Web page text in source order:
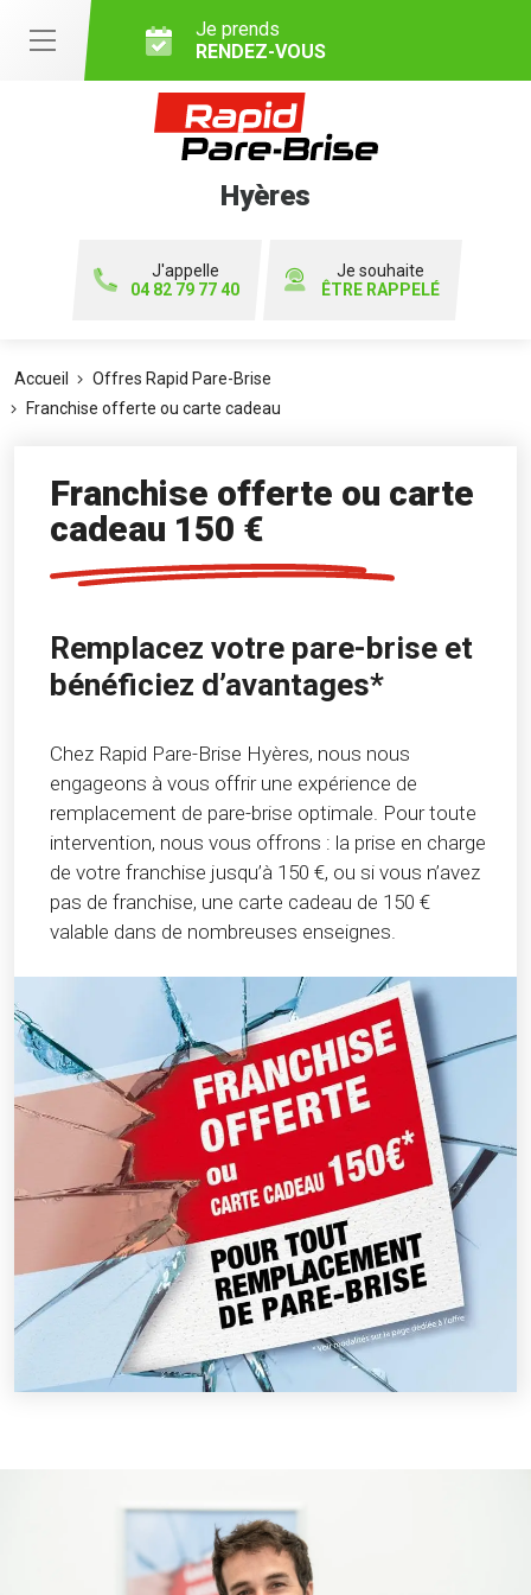
Je prends
RENDEZ-VOUS
Hyères
J'appelle
04 82 79 77 40
Je souhaite
ÊTRE RAPPELÉ
Accueil
Offres Rapid Pare-Brise
Franchise offerte ou carte cadeau
Franchise offerte ou carte
cadeau 150 €
Remplacez votre pare-brise et
bénéficiez d’avantages*
Chez Rapid Pare-Brise Hyères, nous nous
engageons à vous offrir une expérience de
remplacement de pare-brise optimale. Pour toute
intervention, nous vous offrons : la prise en charge
de votre franchise jusqu’à 150 €, ou si vous n’avez
pas de franchise, une carte cadeau de 150 €
valable dans de nombreuses enseignes.